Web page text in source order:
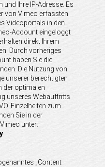
und Ihre IP-Adresse. Es
von Vimeo erfassten
Videoportals in den
Account eingeloggt
direkt Ihrem
Durch vorheriges
haben Sie die
Die Nutzung von
unserer berechtigten
der optimalen
unseres Webauftritts
Einzelheiten zum
Sie in der
unter:
„Content